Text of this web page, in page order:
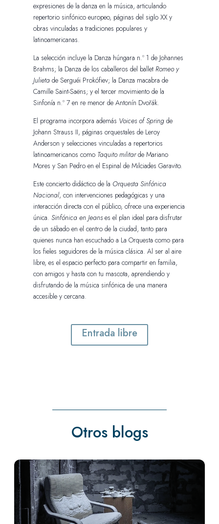
expresiones de la danza en la música, articulando
repertorio sinfónico europeo, páginas del siglo XX y
obras vinculadas a tradiciones populares y
latinoamericanas.
La selección incluye la Danza húngara n.º 1 de Johannes
Brahms; la Danza de los caballeros del balletRomeo y
Julieta de Serguéi Prokófiev; la Danza macabra de
Camille Saint-Saëns; y el tercer movimiento de la
Sinfonía n.º 7 en re menor de Antonín Dvořák.
El programa incorpora además Voices of Spring de
Johann Strauss II, páginas orquestales de Leroy
Anderson y selecciones vinculadas a repertorios
latinoamericanos como Taquito militarde Mariano
Mores y San Pedro en el Espinal de Milciades Garavito.
Este concierto didáctico de la Orquesta Sinfónica
Nacional, con intervenciones pedagógicas y una
interacción directa con el público, ofrece una experiencia
única.Sinfónica en Jeanses el plan ideal para disfrutar
de un sábado en el centro de la ciudad, tanto para
quienes nunca han escuchado a La Orquesta como para
los fieles seguidores de la música clásica. Al ser al aire
libre, es el espacio perfecto para compartir en familia,
con amigos y hasta con tu mascota, aprendiendo y
disfrutando de la música sinfónica de una manera
accesible y cercana.
Entrada libre
Otros blogs